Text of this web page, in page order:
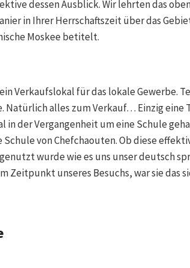
dessen Ausblick. Wir lehrten das
in Ihrer Herrschaftszeit über das
Moskee betitelt.
Verkaufslokal für das lokale Gewerbe.
alles zum Verkauf… Einzig eine
in der Vergangenheit um eine Schule
von Chefchaouten. Ob diese
wurde wie es uns unser deutsch
Zeitpunkt unseres Besuchs, war sie das